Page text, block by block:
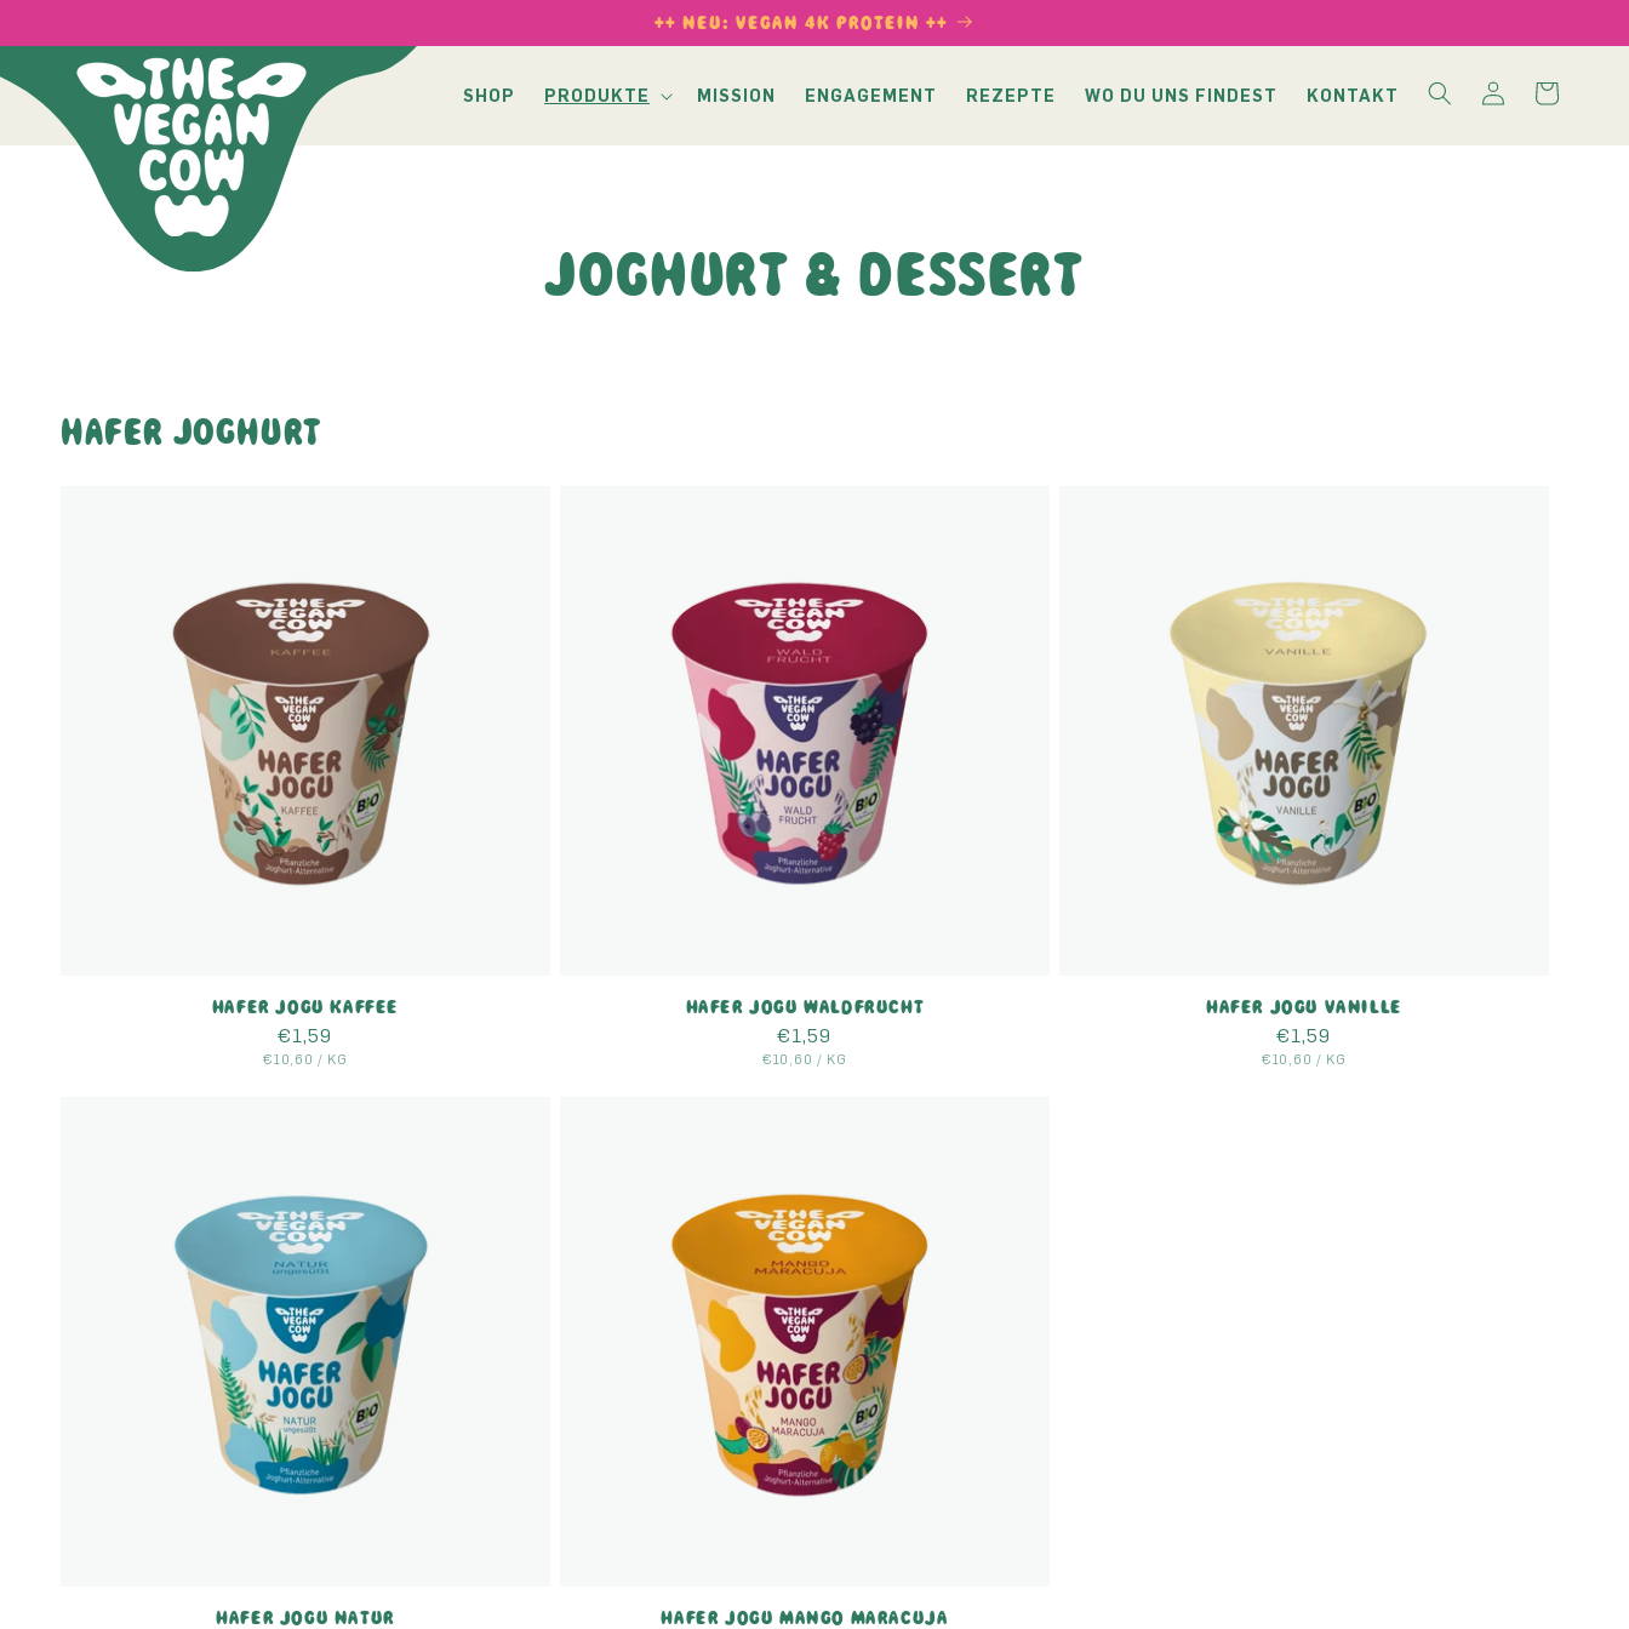
INHALT
++ NEU: VEGAN 4K PROTEIN ++
SHOP PRODUKTE MISSION ENGAGEMENT REZEPTE WO DU UNS FINDEST KONTAKT EinloggenWarenkorb
JOGHURT & DESSERT
HAFER JOGHURT
HAFER JOGU KAFFEE
Normaler
Preis
€1,59
GRUNDPREIS
€10,60 / PRO
KG
HAFER JOGU WALDFRUCHT
Normaler
Preis
€1,59
GRUNDPREIS
€10,60 / PRO
KG
HAFER JOGU VANILLE
Normaler
Preis
€1,59
GRUNDPREIS
€10,60 / PRO
KG
HAFER JOGU NATUR
HAFER JOGU MANGO MARACUJA